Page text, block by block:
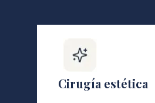
Cirugía estética